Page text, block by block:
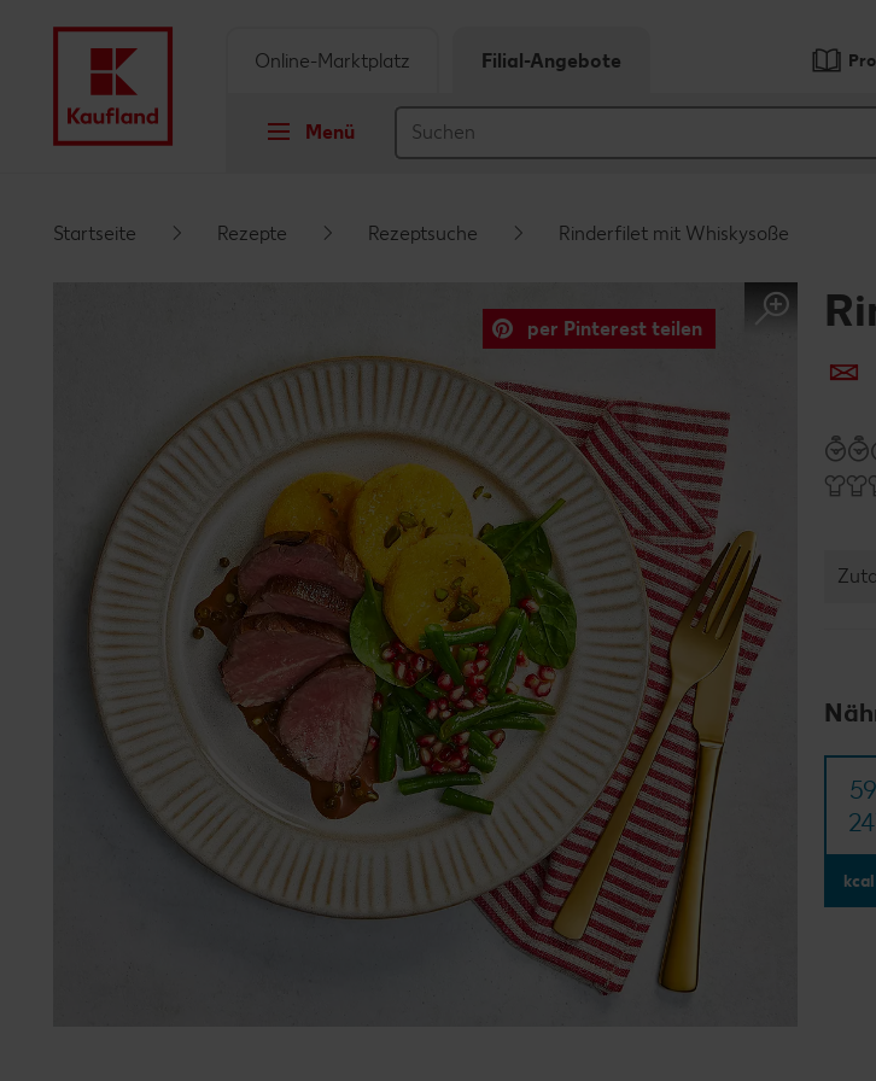
Schwebender Seitenbereich
Menü
Online-Marktplatz Filial-Angebote
Startseite Rezepte Rezeptsuche Rinderfilet mit Whiskysoße
per Pinterest teilen